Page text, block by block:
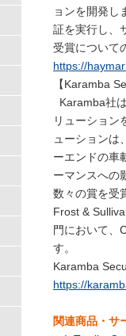
ョンを開発し
証を実行し、
受賞について
https://
【Karamba
Karamba社
リューション
ューションは
ーエンドの車
ーマンスへの
数々の賞を受
Frost &
門において、
す。
Karamba
https://
関連商品・サ